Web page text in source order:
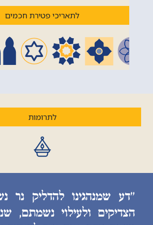
לתאריכי פטירת חכמים
לתרומות
״דע שמנהגינו להדליק נר
הצדיקים ולעילוי נשמתם,